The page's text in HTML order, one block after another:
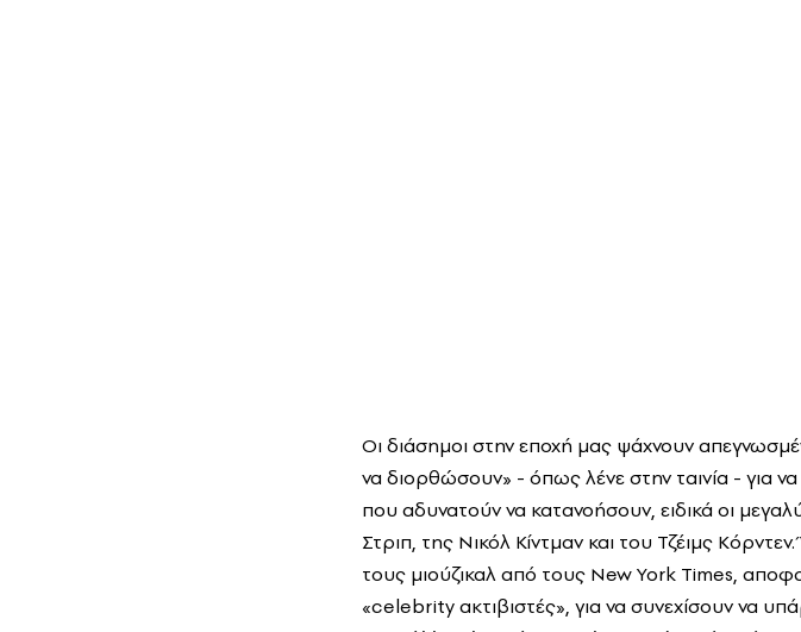
Οι διάσημοι στην εποχή μας ψάχνουν
να διορθώσουν» - όπως λένε στην ταινία - για
που αδυνατούν να κατανοήσουν, ειδικά οι
Στριπ, της Νικόλ Κίντμαν και του Τζέιμς
τους μιούζικαλ από τους New York Times,
«celebrity ακτιβιστές», για να συνεχίσουν να